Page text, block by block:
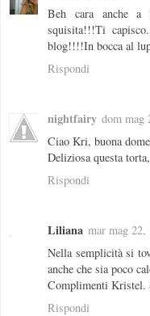
Beh cara anche a
squisita!!!Ti
blog!!!!In bocca al
Rispondi
nightfairy dom mag
Ciao Kri, buona
Deliziosa questa
Rispondi
Liliana mar mag
Nella semplicità si
anche che sia poco
Complimenti Kristel.
Rispondi